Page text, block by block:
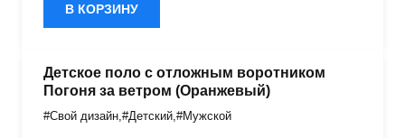
В КОРЗИНУ
Детское поло с отложным воротником
Погоня за ветром (Оранжевый)
#Свой дизайн #Детский #Мужской